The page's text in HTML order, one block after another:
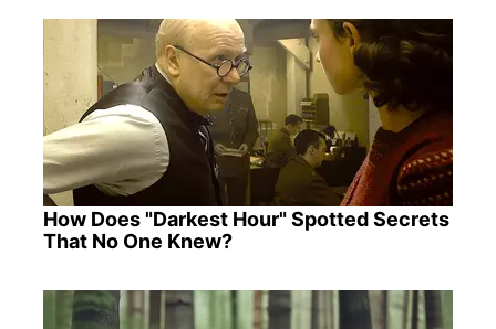
How Does "Darkest Hour" Spotted Secrets
That No One Knew?